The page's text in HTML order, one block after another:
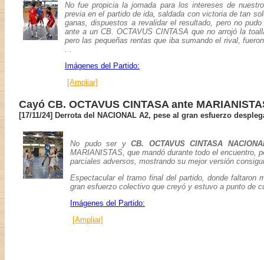
No fue propicia la jornada para los intereses de
previa en el partido de ida, saldada con victoria de tan
ganas, dispuestos a revalidar el resultado, pero no
ante a un CB. OCTAVUS CINTASA que no arrojó la
pero las pequeñas rentas que iba sumando el rival,
. .
Imágenes del Partido:
[Ampliar]
Cayó CB. OCTAVUS CINTASA ante
[17/11/24] Derrota del NACIONAL A2, pese al gran esfuerzo
No pudo ser yCB. OCTAVUS CINTASA
MARIANISTAS, que mandó durante todo el encuentro,
parciales adversos, mostrando su mejor versión
Espectacular el tramo final del partido, donde faltaron
gran esfuerzo colectivo que creyó y estuvo a punto de
Imágenes del Partido:
[Ampliar]